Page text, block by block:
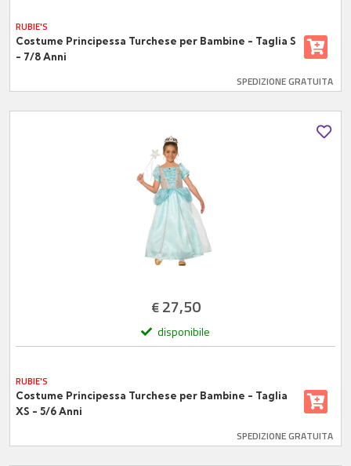
RUBIE'S
Costume Principessa Turchese per Bambine - Taglia S
- 7/8 Anni
SPEDIZIONE GRATUITA
€27,50
disponibile
RUBIE'S
Costume Principessa Turchese per Bambine - Taglia
XS - 5/6 Anni
SPEDIZIONE GRATUITA